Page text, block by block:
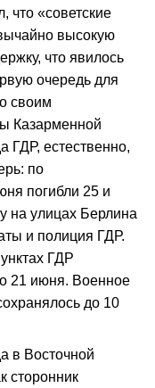
что «советские
высокую
что явилось
очередь для
своим
Казарменной
ГДР, естественно,
по
погибли 25 и
на улицах Берлина
и полиция ГДР.
ГДР
21 июня. Военное
до 10
в Восточной
сторонник